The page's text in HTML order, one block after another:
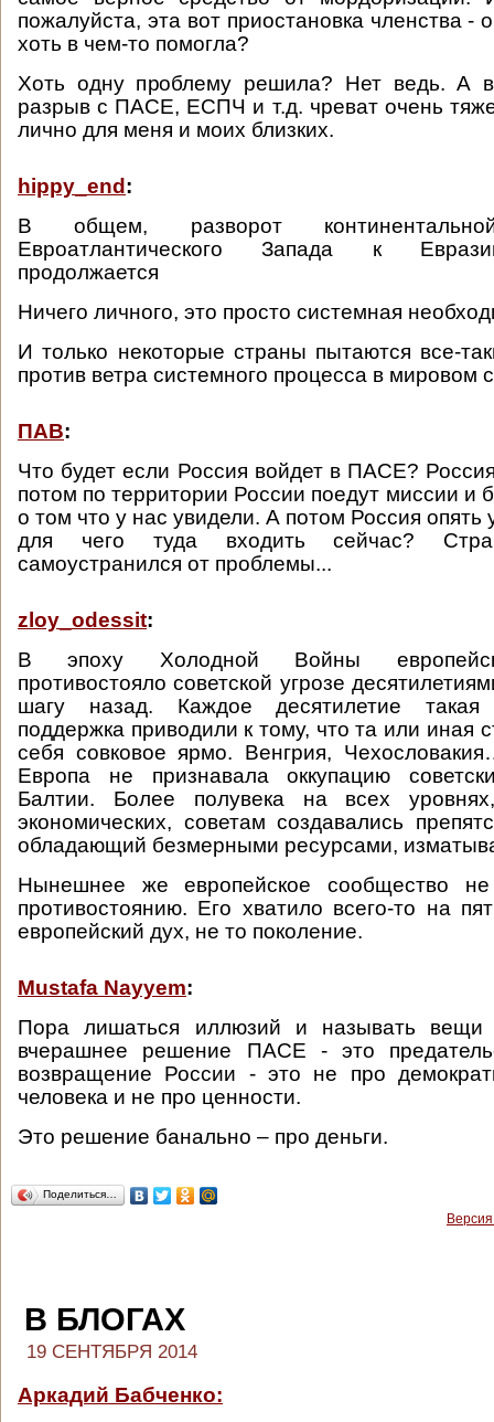
пожалуйста, эта вот приостановка членства -
хоть в чем-то помогла?
Хоть одну проблему решила? Нет ведь. А
разрыв с ПАСЕ, ЕСПЧ и т.д. чреват очень
лично для меня и моих близких.
hippy_end :
В общем, разворот
Евроатлантического Запада к
продолжается
Ничего личного, это просто системная
И только некоторые страны пытаются все-
против ветра системного процесса в мировом
ПАВ:
Что будет если Россия войдет в ПАСЕ?
потом по территории России поедут миссии и
о том что у нас увидели. А потом Россия
для чего туда входить сейчас?
самоустранился от проблемы...
zloy_odessit:
В эпоху Холодной Войны
противостояло советской угрозе
шагу назад. Каждое десятилетие такая
поддержка приводили к тому, что та или иная
себя совковое ярмо. Венгрия,
Европа не признавала оккупацию
Балтии. Более полувека на всех
экономических, советам создавались
обладающий безмерными ресурсами,
Нынешнее же европейское сообщество
противостоянию. Его хватило всего-то на
европейский дух, не то поколение.
Mustafa Nayyem:
Пора лишаться иллюзий и называть вещи
вчерашнее решение ПАСЕ - это
возвращение России - это не про
человека и не про ценности.
Это решение банально – про деньги.
Поделиться…
В БЛОГАХ
19 СЕНТЯБРЯ 2014
Аркадий Бабченко: